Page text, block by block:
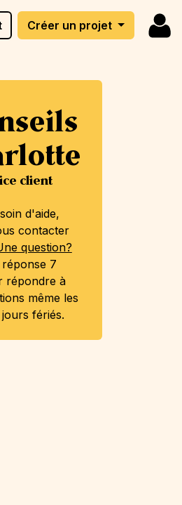
Créer un projet
client
d'aide,
contacter
question?
7
répondre à
même les
fériés.